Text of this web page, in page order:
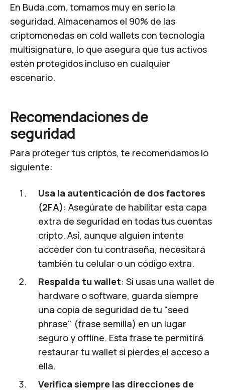
En Buda.com, tomamos muy en serio la
seguridad. Almacenamos el 90% de las
criptomonedas en cold wallets con tecnología
multisignature, lo que asegura que tus activos
estén protegidos incluso en cualquier
escenario.
Recomendaciones de
seguridad
Para proteger tus criptos, te recomendamos lo
siguiente:
Usa la autenticación de dos factores
(2FA): Asegúrate de habilitar esta capa
extra de seguridad en todas tus cuentas
cripto. Así, aunque alguien intente
acceder con tu contraseña, necesitará
también tu celular o un código extra.
Respalda tu wallet: Si usas una wallet de
hardware o software, guarda siempre
una copia de seguridad de tu "seed
phrase" (frase semilla) en un lugar
seguro y offline. Esta frase te permitirá
restaurar tu wallet si pierdes el acceso a
ella.
Verifica siempre las direcciones de